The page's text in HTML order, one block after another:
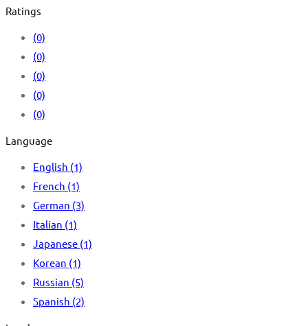
Ratings
(0)
(0)
(0)
(0)
(0)
Language
English (1)
French (1)
German (3)
Italian (1)
Japanese (1)
Korean (1)
Russian (5)
Spanish (2)